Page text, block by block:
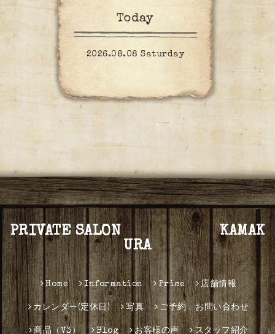
Today
2026.08.08 Saturday
PRIVATE SALON KAMAK
URA
Home Information Price 店舗情報
カレンダー(定休日) 写真 ご予約 お問い合わせ
商品（V3） Blog お客様の声 スタッフ紹介